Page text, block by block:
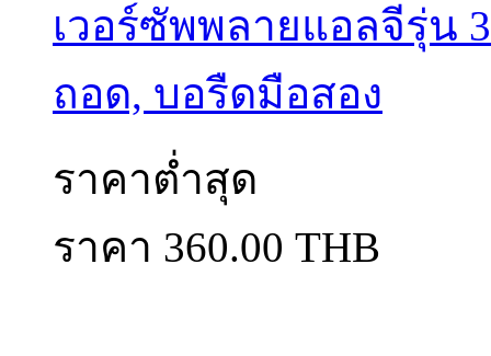
เวอร์ซัพพลายแอลจีรุ่น
ถอด, บอรืดมือสอง
ราคาต่ำสุด
ราคา 360.00 THB